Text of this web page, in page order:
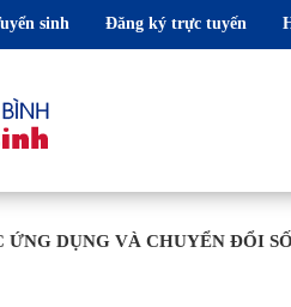
sinh Đăng ký trực tuyến
DỤNG VÀ CHUYỂN ĐỔI